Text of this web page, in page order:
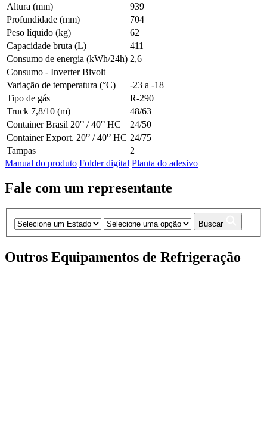
Altura (mm)
939
Profundidade (mm)
704
Peso líquido (kg)
62
Capacidade bruta (L)
411
Consumo de energia (kWh/24h) 2,6
Consumo - Inverter Bivolt
Variação de temperatura (°C)
-23 a -18
Tipo de gás
R-290
Truck 7,8/10 (m)
48/63
Container Brasil 20'’ / 40'’ HC
24/50
Container Export. 20'’ / 40'’ HC 24/75
Tampas
2
Manual do produto Folder digital Planta do adesivo
Fale com um representante
Buscar
Outros Equipamentos de Refrigeração